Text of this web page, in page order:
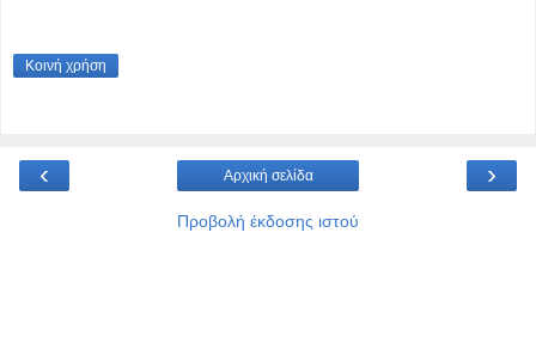
Κοινή χρήση
‹ ›
Αρχική σελίδα
Προβολή έκδοσης ιστού